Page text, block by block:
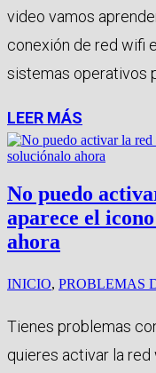
video vamos
conexión de red wifi
sistemas operativos
LEER MÁS
No puedo
aparece el
ahora
INICIO, PROBLEMAS
Tienes problemas
quieres activar la